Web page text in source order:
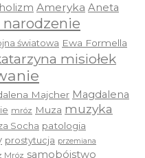
Ameryka Aneta
narodzenie
światowa Ewa Formella
misiołek
Majcher Magdalena
mróz Muza muzyka
Socha patologia
prostytucja przemiana
Mróz samobójstwo